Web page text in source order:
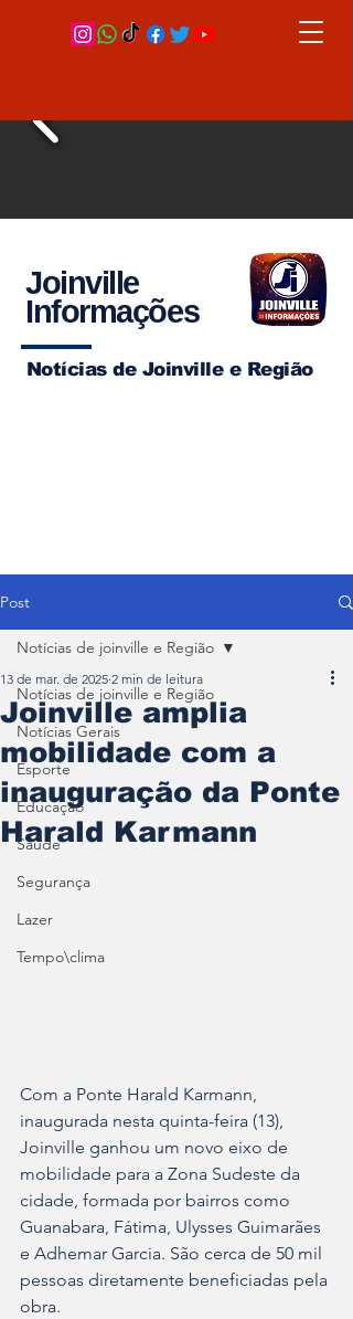
Joinville
Informações
Notícias de Joinville e Região
Post
Notícias de joinville e Região
Notícias Gerais
Esporte
Educação
Saúde
Segurança
Lazer
Tempo\clima
Notícias de joinville e Região
Joinville amplia
mobilidade com a
inauguração da Ponte
Harald Karmann
13 de mar. de 2025 2 min de leitura
Com a Ponte Harald Karmann,
inaugurada nesta quinta-feira (13),
Joinville ganhou um novo eixo de
mobilidade para a Zona Sudeste da
cidade, formada por bairros como
Guanabara, Fátima, Ulysses Guimarães
e Adhemar Garcia. São cerca de 50 mil
pessoas diretamente beneficiadas pela
obra.